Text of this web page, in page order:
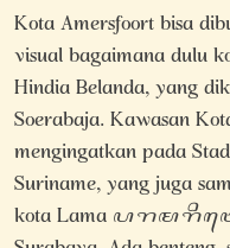
Kota Amersfoort bisa
visual bagaimana dulu
Hindia Belanda, yang
Soerabaja. Kawasan
mengingatkan pada
Suriname, yang juga
kota Lama ꦥꦫꦩꦫꦶꦧꦺꦴ